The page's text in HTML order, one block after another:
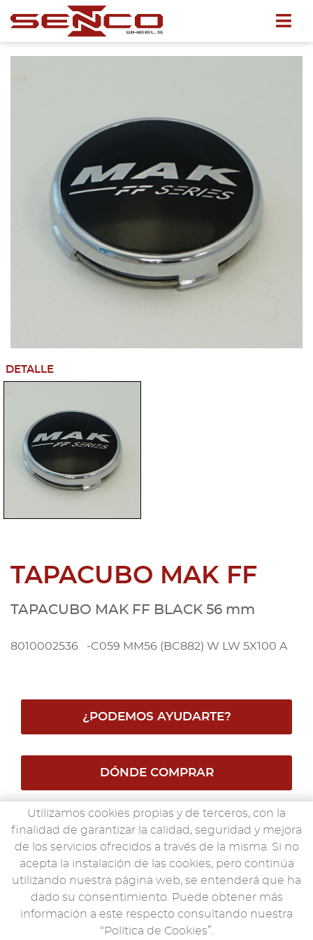
Utilizamos cookies propias y de terceros, con la
finalidad de garantizar la calidad, seguridad y mejora
de los servicios ofrecidos a través de la misma. Si no
acepta la instalación de las cookies, pero continúa
utilizando nuestra página web, se entenderá que ha
dado su consentimiento. Puede obtener más
información a este respecto consultando nuestra
“Política de Cookies”.
DETALLE
TAPACUBO MAK FF
TAPACUBO MAK FF BLACK 56 mm
8010002536 -C059 MM56 (BC882) W LW 5X100 A
¿PODEMOS AYUDARTE?
DÓNDE COMPRAR
SUBE TUS FOTOS